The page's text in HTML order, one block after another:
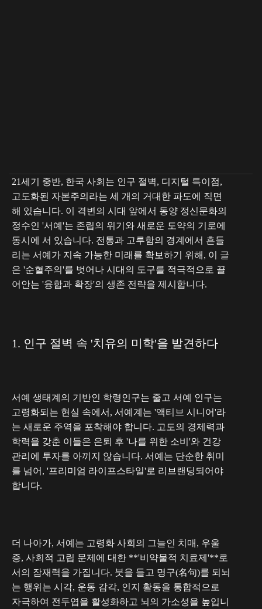
21세기 중반, 한국 사회는 인구 절벽, 디지털 특이점,
고도화된 자본주의라는 세 개의 거대한 파도에 직면
해 있습니다. 이 격변의 시대 앞에서 동양 정신문화의
정수인 '서예'는 존립의 위기와 새로운 도약의 기로에
동시에 서 있습니다. 전통과 고루함의 경계에서 흔들
리는 서예가 지속 가능한 미래를 확보하기 위해, 이 글
은 '순혈주의'를 벗어나 시대의 도구를 적극적으로 끌
어안는 '융합과 확장'의 생존 전략을 제시합니다.
1. 인구 절벽 속 '치유의 미학'을 발견하다
서예 생태계의 기반인 학령인구는 줄고 서예 인구는
고령화되는 현실 속에서, 서예계는 '액티브 시니어'라
는 새로운 주역을 포착해야 합니다. 고도의 경제력과
학력을 갖춘 이들은 은퇴 후 '나를 위한 소비'와 건강
관리에 투자를 아끼지 않습니다. 서예는 단순한 취미
를 넘어, '프리미엄 라이프스타일'로 리브랜딩되어야
합니다.
더 나아가, 서예는 고령화 사회의 그늘인 치매, 우울
증, 사회적 고립 문제에 대한 **'비약물적 치료제'**로
서의 잠재력을 가집니다. 붓을 들고 명구(名句)를 되뇌
는 행위는 시각, 운동 감각, 인지 활동을 통합적으로
자극하여 전두엽을 활성화하고 뇌의 가소성을 높입니